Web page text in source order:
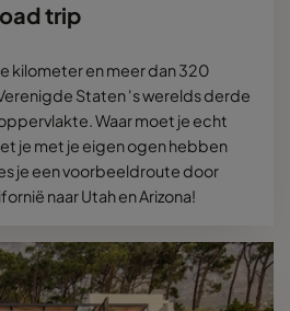
trip
kilometer en meer dan 320
Staten 's werelds derde
Waar moet je echt
je met je eigen ogen hebben
je een voorbeeldroute door
naar Utah en Arizona!